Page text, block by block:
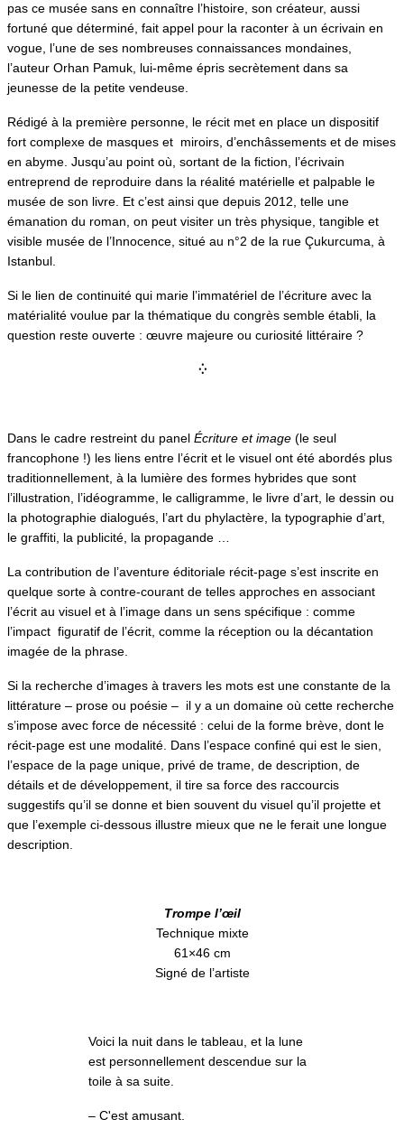
pas ce musée sans en connaître l’histoire, son créateur, aussi
fortuné que déterminé, fait appel pour la raconter à un écrivain en
vogue, l’une de ses nombreuses connaissances mondaines,
l’auteur Orhan Pamuk, lui-même épris secrètement dans sa
jeunesse de la petite vendeuse.
Rédigé à la première personne, le récit met en place un dispositif
fort complexe de masques et miroirs, d’enchâssements et de mises
en abyme. Jusqu’au point où, sortant de la fiction, l’écrivain
entreprend de reproduire dans la réalité matérielle et palpable le
musée de son livre. Et c’est ainsi que depuis 2012, telle une
émanation du roman, on peut visiter un très physique, tangible et
visible musée de l’Innocence, situé au n°2 de la rue Çukurcuma, à
Istanbul.
Si le lien de continuité qui marie l’immatériel de l’écriture avec la
matérialité voulue par la thématique du congrès semble établi, la
question reste ouverte : œuvre majeure ou curiosité littéraire ?
⁛
Dans le cadre restreint du panel Écriture et image (le seul
francophone !) les liens entre l’écrit et le visuel ont été abordés plus
traditionnellement, à la lumière des formes hybrides que sont
l’illustration, l’idéogramme, le calligramme, le livre d’art, le dessin ou
la photographie dialogués, l’art du phylactère, la typographie d’art,
le graffiti, la publicité, la propagande …
La contribution de l’aventure éditoriale récit-page s’est inscrite en
quelque sorte à contre-courant de telles approches en associant
l’écrit au visuel et à l’image dans un sens spécifique : comme
l’impact figuratif de l’écrit, comme la réception ou la décantation
imagée de la phrase.
Si la recherche d’images à travers les mots est une constante de la
littérature – prose ou poésie – il y a un domaine où cette recherche
s’impose avec force de nécessité : celui de la forme brève, dont le
récit-page est une modalité. Dans l’espace confiné qui est le sien,
l’espace de la page unique, privé de trame, de description, de
détails et de développement, il tire sa force des raccourcis
suggestifs qu’il se donne et bien souvent du visuel qu’il projette et
que l’exemple ci-dessous illustre mieux que ne le ferait une longue
description.
Trompe l’œil
Technique mixte
61×46 cm
Signé de l’artiste
Voici la nuit dans le tableau, et la lune
est personnellement descendue sur la
toile à sa suite.
– C'est amusant.